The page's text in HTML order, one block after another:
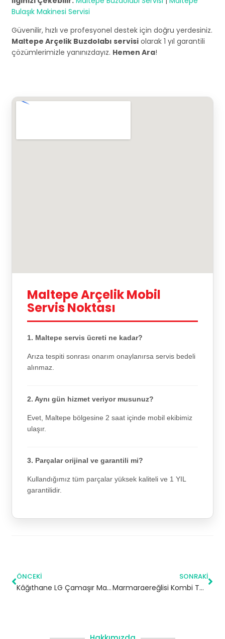
Bulaşık Makinesi Servisi
Güvenilir, hızlı ve profesyonel destek için doğru yerdesiniz.
Maltepe Arçelik Buzdolabı servisi olarak 1 yıl garantili
çözümlerimizle yanınızdayız. Hemen Ara!
Maltepe Arçelik Mobil
Servis Noktası
1. Maltepe servis ücreti ne kadar?
Arıza tespiti sonrası onarım onaylanırsa servis bedeli
alınmaz.
2. Aynı gün hizmet veriyor musunuz?
Evet, Maltepe bölgesine 2 saat içinde mobil ekibimiz
ulaşır.
3. Parçalar orijinal ve garantili mi?
Kullandığımız tüm parçalar yüksek kaliteli ve 1 YIL
garantilidir.
ÖNCEKI
Kâğıthane LG Çamaşır Makinesi Servisi
SONRAKI
Marmaraereğlisi Kombi Tamiri | Tekirdağ